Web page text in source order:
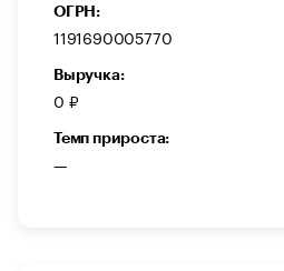
ОГРН:
1191690005770
Выручка:
0 ₽
Темп прироста:
—